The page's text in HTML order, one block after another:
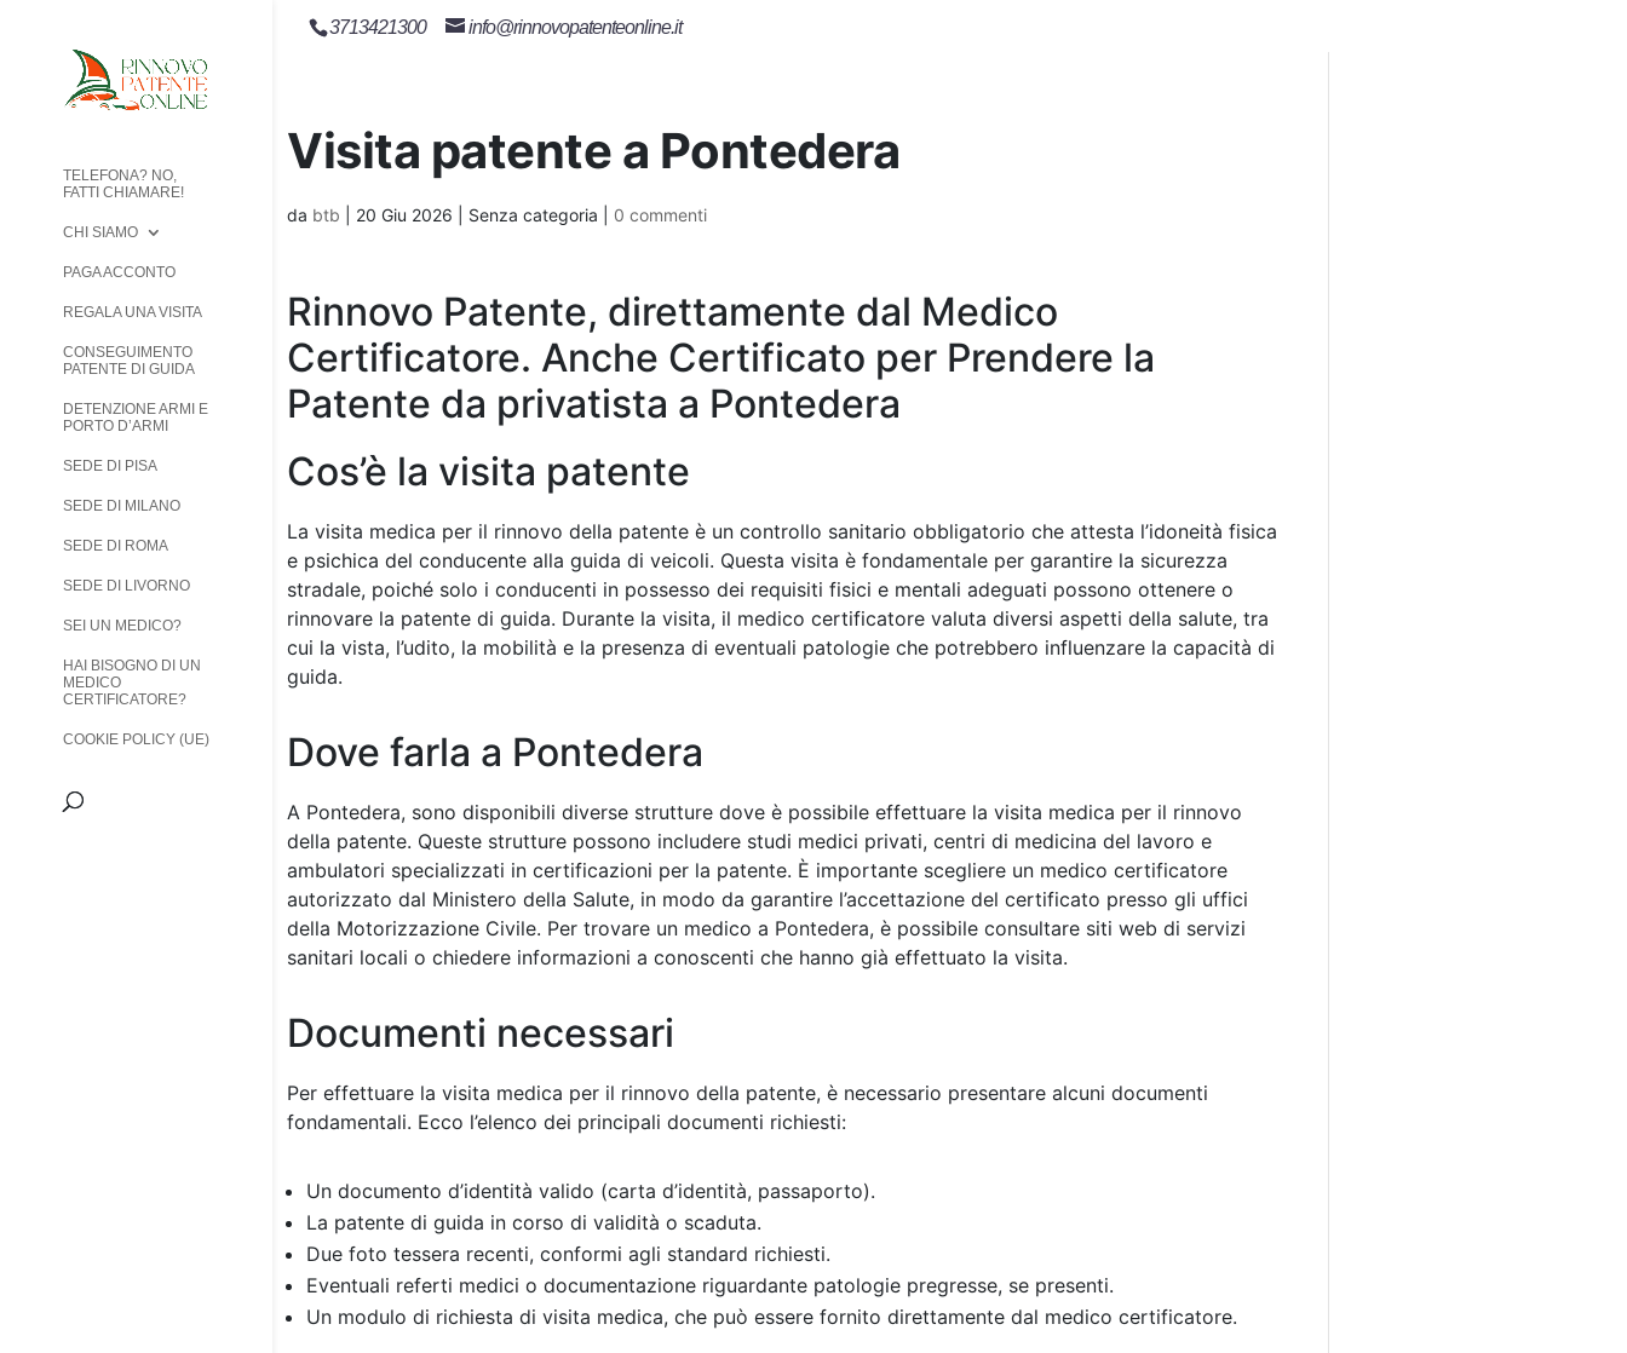
3713421300 info@rinnovopatenteonline.it
TELEFONA? NO,
FATTI CHIAMARE!
CHI SIAMO
PAGA ACCONTO
REGALA UNA VISITA
CONSEGUIMENTO
PATENTE DI GUIDA
DETENZIONE ARMI E
PORTO D’ARMI
SEDE DI PISA
SEDE DI MILANO
SEDE DI ROMA
SEDE DI LIVORNO
SEI UN MEDICO?
HAI BISOGNO DI UN
MEDICO
CERTIFICATORE?
COOKIE POLICY (UE)
Visita patente a Pontedera
da btb 20 Giu 2026 | Senza categoria | 0 commenti
Rinnovo Patente, direttamente dal Medico
Certificatore. Anche Certificato per Prendere la
Patente da privatista a Pontedera
Cos’è la visita patente
La visita medica per il rinnovo della patente è un controllo sanitario obbligatorio che attesta l’idoneità fisica
e psichica del conducente alla guida di veicoli. Questa visita è fondamentale per garantire la sicurezza
stradale, poiché solo i conducenti in possesso dei requisiti fisici e mentali adeguati possono ottenere o
rinnovare la patente di guida. Durante la visita, il medico certificatore valuta diversi aspetti della salute, tra
cui la vista, l’udito, la mobilità e la presenza di eventuali patologie che potrebbero influenzare la capacità di
guida.
Dove farla a Pontedera
A Pontedera, sono disponibili diverse strutture dove è possibile effettuare la visita medica per il rinnovo
della patente. Queste strutture possono includere studi medici privati, centri di medicina del lavoro e
ambulatori specializzati in certificazioni per la patente. È importante scegliere un medico certificatore
autorizzato dal Ministero della Salute, in modo da garantire l’accettazione del certificato presso gli uffici
della Motorizzazione Civile. Per trovare un medico a Pontedera, è possibile consultare siti web di servizi
sanitari locali o chiedere informazioni a conoscenti che hanno già effettuato la visita.
Documenti necessari
Per effettuare la visita medica per il rinnovo della patente, è necessario presentare alcuni documenti
fondamentali. Ecco l’elenco dei principali documenti richiesti:
Un documento d’identità valido (carta d’identità, passaporto).
La patente di guida in corso di validità o scaduta.
Due foto tessera recenti, conformi agli standard richiesti.
Eventuali referti medici o documentazione riguardante patologie pregresse, se presenti.
Un modulo di richiesta di visita medica, che può essere fornito direttamente dal medico certificatore.